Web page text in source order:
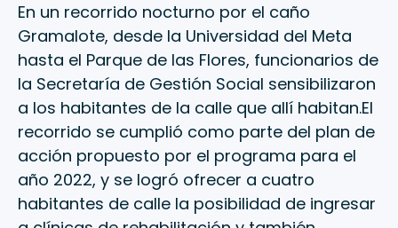
En un recorrido nocturno por el caño
Gramalote, desde la Universidad del Meta
hasta el Parque de las Flores, funcionarios de
la Secretaría de Gestión Social sensibilizaron
a los habitantes de la calle que allí habitan.El
recorrido se cumplió como parte del plan de
acción propuesto por el programa para el
año 2022, y se logró ofrecer a cuatro
habitantes de calle la posibilidad de ingresar